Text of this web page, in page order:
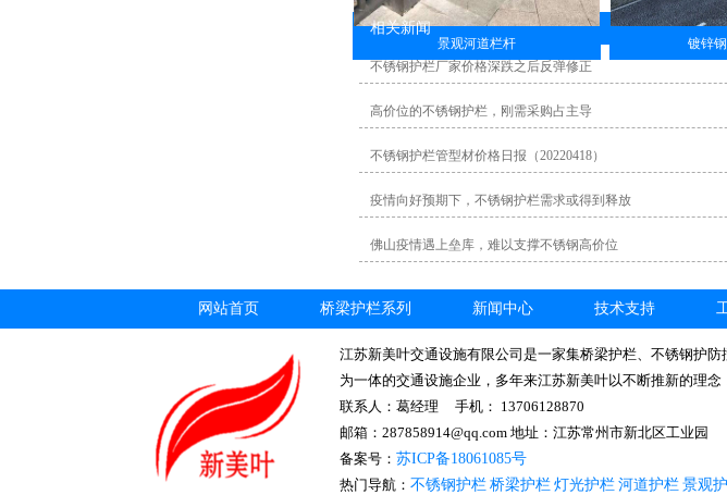
景观河道栏杆 镀锌
相关新闻
不锈钢护栏厂家价格深跌之后反弹修正
高价位的不锈钢护栏，刚需采购占主导
不锈钢护栏管型材价格日报（20220418）
疫情向好预期下，不锈钢护栏需求或得到释放
佛山疫情遇上垒库，难以支撑不锈钢高价位
网站首页 桥梁护栏系列 新闻中心 技术支持
江苏新美叶交通设施有限公司是一家集桥梁护栏、不锈钢护
为一体的交通设施企业，多年来江苏新美叶以不断推新的理念
联系人：葛经理 手机： 13706128870
邮箱：287858914@qq.com 地址：江苏常州市新北区工业园
备案号： 苏ICP备18061085号
热门导航： 不锈钢护栏 桥梁护栏 灯光护栏 河道护栏 景观